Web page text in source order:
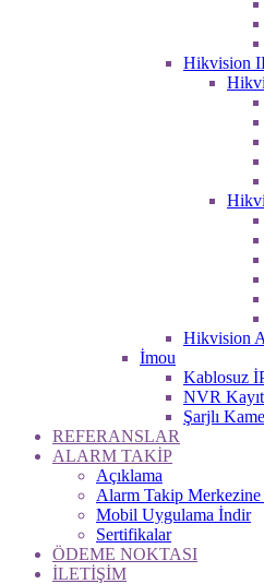
Hikvision
Hikvision
İmou
Kablosuz
NVR
Şarjlı
REFERANSLAR
ALARM TAKİP
Açıklama
Alarm Takip
Mobil Uygulama İndir
Sertifikalar
ÖDEME NOKTASI
İLETİŞİM